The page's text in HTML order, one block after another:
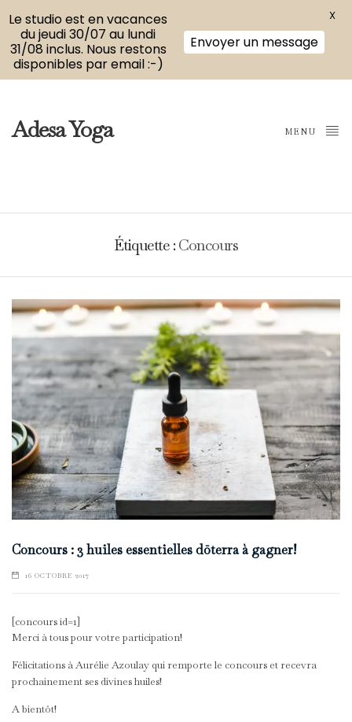
Adesa Yoga MENU
Étiquette :Concours
Concours : 3 huiles essentielles dōterra à gagner!
16 OCTOBRE 2017
[concours id=1]
Merci à tous pour votre participation!
Félicitations à Aurélie Azoulay qui remporte le concours et recevra
prochainement ses divines huiles!
A bientôt!
Le studio est en vacances
du jeudi 30/07 au lundi
31/08 inclus. Nous restons
disponibles par email :-)
Envoyer un message
X